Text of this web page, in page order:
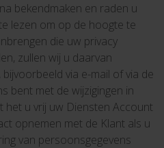
bekendmaken en raden u
lezen om op de hoogte te
die uw privacy
zullen wij u daarvan
via e-mail of via de
bent met de wijzigingen in
het u vrij uw Diensten Account
opnemen met de Klant als u
van persoonsgegevens